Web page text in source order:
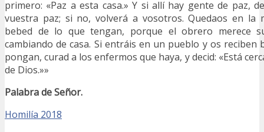
primero: «Paz a esta casa.» Y si allí hay gente de paz,
vuestra paz; si no, volverá a vosotros. Quedaos en la
bebed de lo que tengan, porque el obrero merece
cambiando de casa. Si entráis en un pueblo y os reciben
pongan, curad a los enfermos que haya, y decid: «Está
de Dios.»»
Palabra de Señor.
Homilía 2018